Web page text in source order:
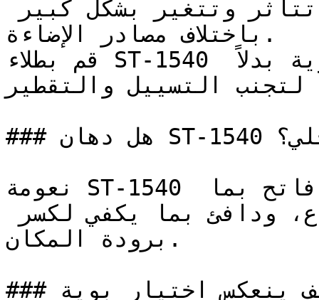
باختلاف مصادر الإضاءة.
قم بطلاء ST-1540 على شكل طبقات رقيقة ومتساوية بدلاً
التسييل والتقطير.
### هل دهان ST-1540 خيار مناسب للتصميم الداخلي؟
نعومة ST-1540 تجعله خياراً مرناً وعملياً — فاتح بما
برودة المكان.
### كيف ينعكس اختيار بوية ST-1540 على نفسية